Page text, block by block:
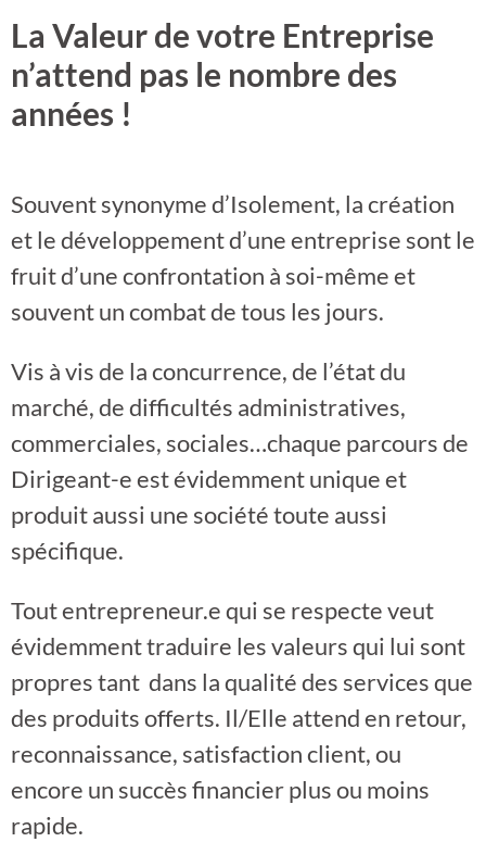
La Valeur de votre Entreprise
n’attend pas le nombre des
années !
Souvent synonyme d’Isolement, la création
et le développement d’une entreprise sont le
fruit d’une confrontation à soi-même et
souvent un combat de tous les jours.
Vis à vis de la concurrence, de l’état du
marché, de difficultés administratives,
commerciales, sociales…chaque parcours de
Dirigeant-e est évidemment unique et
produit aussi une société toute aussi
spécifique.
Tout entrepreneur.e qui se respecte veut
évidemment traduire les valeurs qui lui sont
propres tant dans la qualité des services que
des produits offerts. Il/Elle attend en retour,
reconnaissance, satisfaction client, ou
encore un succès financier plus ou moins
rapide.